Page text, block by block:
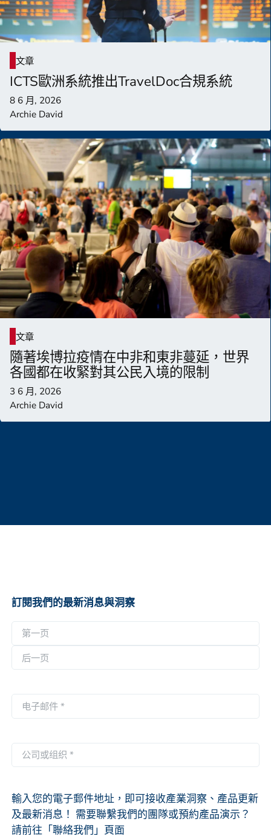
文章
ICTS歐洲系統推出TravelDoc合規系統
8 6 月, 2026
Archie David
文章
隨著埃博拉疫情在中非和東非蔓延，世界
各國都在收緊對其公民入境的限制
3 6 月, 2026
Archie David
訂閱我們的最新消息與洞察
称
一
一
子
件
*
司
组
织
*
輸入您的電子郵件地址，即可接收產業洞察、產品更新
及最新消息！ 需要聯繫我們的團隊或預約產品演示？
請前往「聯絡我們」頁面